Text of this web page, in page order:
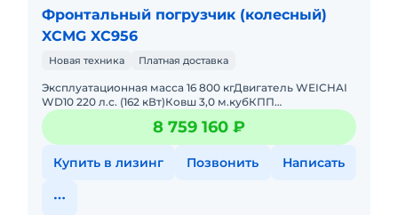
Фронтальный погрузчик (колесный)
XCMG XC956
Новая техника Платная доставка
Эксплуатационная масса 16 800 кгДвигатель WEICHAI
WD10 220 л.с. (162 кВт)Ковш 3,0 м.кубКПП
Гидромеханическая,2 передачи вперед/1
назадУправление ДжойстикиГидрав
8 759 160 ₽
Купить в лизинг Позвонить Написать